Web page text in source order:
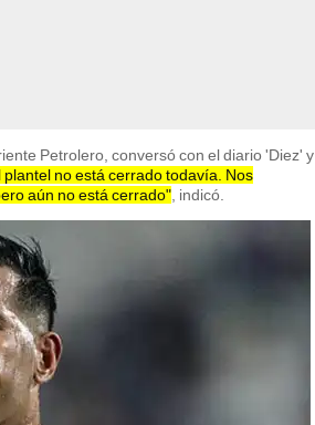
Petrolero, conversó con el diario 'Diez' y
plantel no está cerrado todavía. Nos
aún no está cerrado", indicó.